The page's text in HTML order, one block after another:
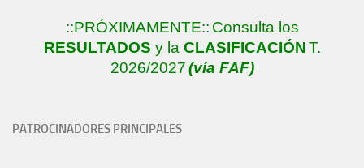
::PRÓXIMAMENTE:: Consulta los
RESULTADOS y la CLASIFICACIÓNT.
2026/2027(vía FAF)
PATROCINADORES PRINCIPALES